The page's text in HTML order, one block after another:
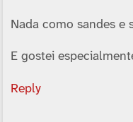
Nada como sandes e
E gostei
Reply